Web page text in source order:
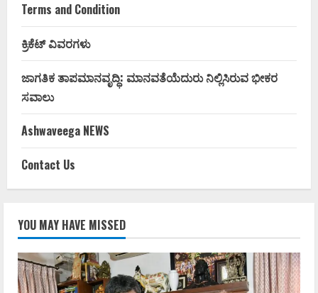
Terms and Condition
ಕ್ರಿಕೆಟ್ ವಿವರಗಳು
ಜಾಗತಿಕ ತಾಪಮಾನವೃದ್ಧಿ: ಮಾನವತೆಯೆದುರು ನಿಲ್ಲಿಸಿರುವ ಭೀಕರ
ಸವಾಲು
Ashwaveega NEWS
Contact Us
YOU MAY HAVE MISSED